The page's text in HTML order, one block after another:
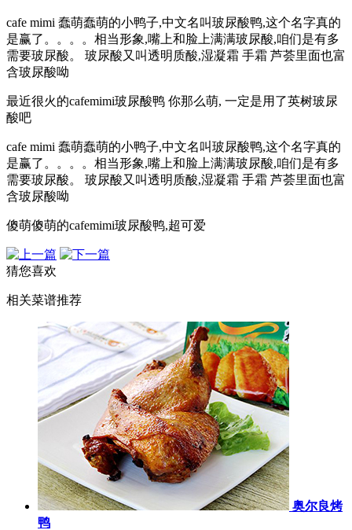
cafe mimi 蠢萌蠢萌的小鸭子,中文名叫玻尿酸鸭,这个名字真的
是赢了。。。。相当形象,嘴上和脸上满满玻尿酸,咱们是有多
需要玻尿酸。 玻尿酸又叫透明质酸,湿凝霜 手霜 芦荟里面也富
含玻尿酸呦
最近很火的cafemimi玻尿酸鸭 你那么萌, 一定是用了英树玻尿
酸吧
cafe mimi 蠢萌蠢萌的小鸭子,中文名叫玻尿酸鸭,这个名字真的
是赢了。。。。相当形象,嘴上和脸上满满玻尿酸,咱们是有多
需要玻尿酸。 玻尿酸又叫透明质酸,湿凝霜 手霜 芦荟里面也富
含玻尿酸呦
傻萌傻萌的cafemimi玻尿酸鸭,超可爱
猜您喜欢
相关菜谱推荐
奥尔良烤
鸭